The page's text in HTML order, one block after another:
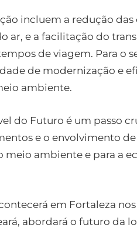
incluem a redução das
ar, e a facilitação do
de viagem. Para o
de modernização e
ambiente.
do Futuro é um passo
e o envolvimento
meio ambiente e para a
em Fortaleza
abordará o futuro da